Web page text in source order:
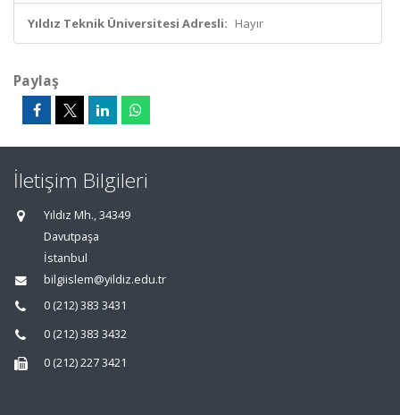
Yıldız Teknik Üniversitesi Adresli: Hayır
Paylaş
İletişim Bilgileri
Yıldız Mh., 34349
Davutpaşa
İstanbul
bilgiislem@yildiz.edu.tr
0 (212) 383 3431
0 (212) 383 3432
0 (212) 227 3421